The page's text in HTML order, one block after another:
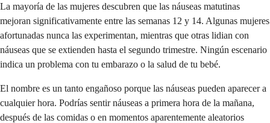
La mayoría de las mujeres descubren que las náuseas matutinas
mejoran significativamente entre las semanas 12 y 14. Algunas mujeres
afortunadas nunca las experimentan, mientras que otras lidian con
náuseas que se extienden hasta el segundo trimestre. Ningún escenario
indica un problema con tu embarazo o la salud de tu bebé.
El nombre es un tanto engañoso porque las náuseas pueden aparecer a
cualquier hora. Podrías sentir náuseas a primera hora de la mañana,
después de las comidas o en momentos aparentemente aleatorios